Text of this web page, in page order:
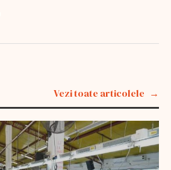
Vezi toate articolele